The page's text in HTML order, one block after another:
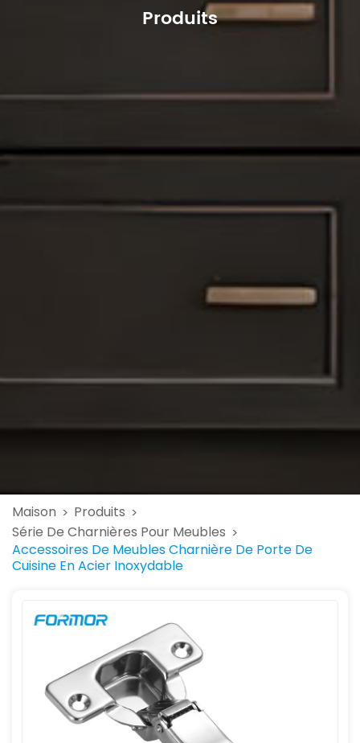
Produits
Maison > Produits >
Série De Charnières Pour Meubles >
Accessoires De Meubles Charnière De Porte De
Cuisine En Acier Inoxydable